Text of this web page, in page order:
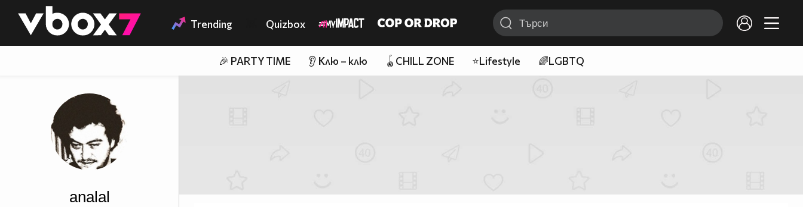
👾 Trending Quizbox
🎉 PARTY TIME 👂 Клю – клю 🪀CHILL ZONE ⭐Lifestyle 🌈LGBTQ
analal